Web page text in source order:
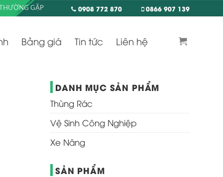
GẶP 0908 772 870 0866 907 139
Bảng giá Tin tức Liên hệ
DANH MỤC SẢN PHẨM
Thùng Rác
Vệ Sinh Công Nghiệp
Xe Nâng
SẢN PHẨM